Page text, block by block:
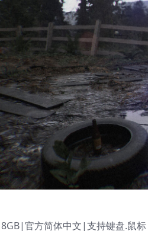
官方简体中文|支持键盘.鼠标